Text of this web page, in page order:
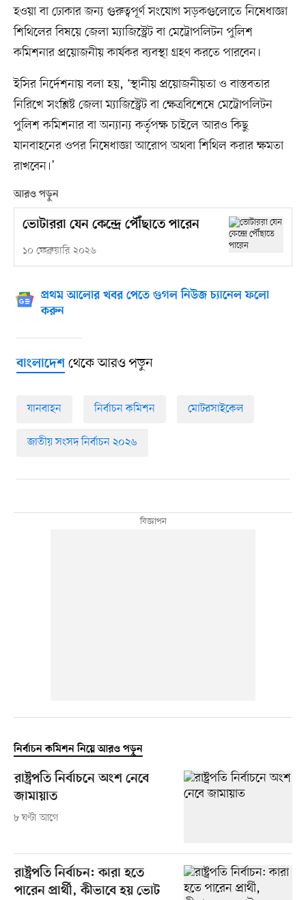
হওয়া বা ঢোকার জন্য গুরুত্বপূর্ণ সংযোগ সড়কগুলোতে নিষেধাজ্ঞা
শিথিলের বিষয়ে জেলা ম্যাজিস্ট্রেট বা মেট্রোপলিটন পুলিশ
কমিশনার প্রয়োজনীয় কার্যকর ব্যবস্থা গ্রহণ করতে পারবেন।
ইসির নির্দেশনায় বলা হয়, ‘স্থানীয় প্রয়োজনীয়তা ও বাস্তবতার
নিরিখে সংশ্লিষ্ট জেলা ম্যাজিস্ট্রেট বা ক্ষেত্রবিশেষে মেট্রোপলিটন
পুলিশ কমিশনার বা অন্যান্য কর্তৃপক্ষ চাইলে আরও কিছু
যানবাহনের ওপর নিষেধাজ্ঞা আরোপ অথবা শিথিল করার ক্ষমতা
রাখবেন।’
আরও পড়ুন
ভোটাররা যেন কেন্দ্রে পৌঁছাতে পারেন
১০ ফেব্রুয়ারি ২০২৬
প্রথম আলোর খবর পেতে গুগল নিউজ চ্যানেল ফলো
করুন
বাংলাদেশথেকে আরও পড়ুন
যানবাহন নির্বাচন কমিশন মোটরসাইকেল
জাতীয় সংসদ নির্বাচন ২০২৬
নির্বাচন কমিশন নিয়ে আরও পড়ুন
রাষ্ট্রপতি নির্বাচনে অংশ নেবে
জামায়াত
৮ ঘণ্টা আগে
রাষ্ট্রপতি নির্বাচন: কারা হতে
পারেন প্রার্থী, কীভাবে হয় ভোট